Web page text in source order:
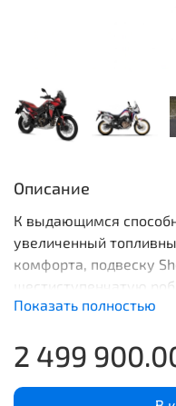
Описание
К выдающимся
увеличенный
комфорта, подвеску
шестиступенчатую
передач DCT, новое
яркие варианты
вдохновленные
получите Africa Twin
Показать полностью
2 499